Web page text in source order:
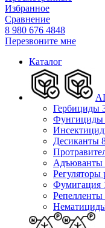
Избранное
Сравнение
8 980 676 4848
Перезвоните мне
Каталог
Гербициды
Фунгициды
Десиканты
Адъюванты
Регуляторы
Фумигация
Репелленты